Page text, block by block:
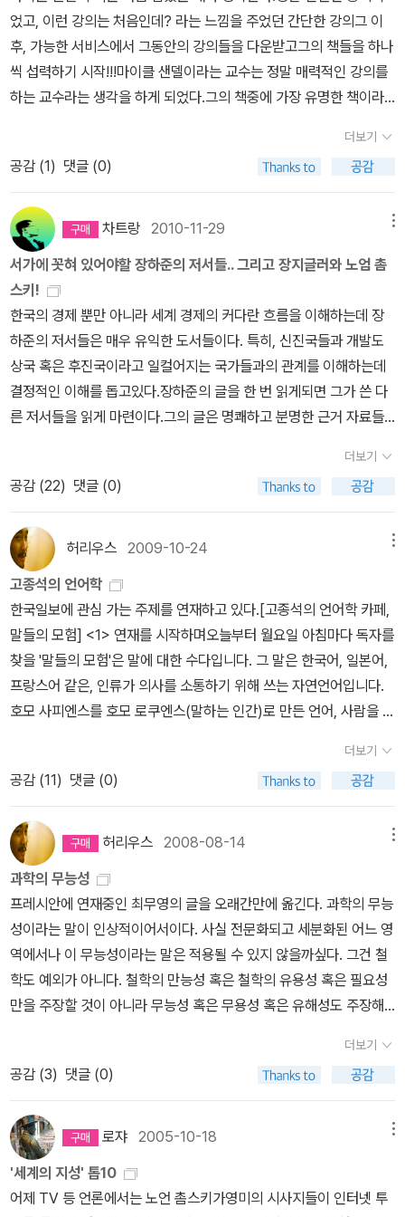
적 때문이었는지 'The FP Top 100 Global Thinkers'라는 이름으
로 발표된 2009년에는, 1위에 벤 버냉키, 2위에 버락 오바마가 올라
그래도 좀 납득할 수 있는, 다소나마 정리된 모습(?)이 나타났고(htt
ps://archive.is/20150427000730/http://foreignpolicy.co
n-8641.3-8641.18), 2010년에는 1위에 워렌 버핏과 빌 게이츠가
올랐다(그 다음이 도미니크 스트로스 칸;;과 로버트 죌릭이고, 이들에
p://foreignpolicy.com/2010/11/23/the-fp-top-100-global-t
hinkers-5/). 점차 정치적 운동에 주목하는 경향이 강해져서 2011
년에는 '아랍의 봄' 혁명이 조명되었고(https://www.scribd.com/
document/118455058/The-100-Global-Thinkers), 2012년
에는 아웅산 수치(Shame on you!)와 대통령이었던 떼인 세인(Th
ein Sein)이(https://archive.is/20130125015009/http://ww
w.foreignpolicy.com/2012globalthinkers), 2013년에는 분야를
나누었으되 에드워드 스노든이 가장 앞자리에 소개되었다(http://2
013-global-thinkers.foreignpolicy.com/). 2014년부터는 굳이
s, naturals, innovators, advocates, chroniclers, healers, arti
sts, and moguls 등 10(9)개 분야로 나누어 발표하게 된다(2015
년부터 naturals와 agitators를 stewards로 통합, https://en.wik
ipedia.org/wiki/FP_Top_100_Global_Thinkers#cite_ref-16).
다시 책 이야기로 돌아와서, 국내에서는 촘스키의 정치 평론가적 면
모만 과하게 부각되고[편견일 수 있겠으나, 학부 시절에 그의 책들을
읽어본 감상으로는, 그것이 미국 학자가 미국을 열심히 비판했다는
것 이상으로 의미가 엄청나게 크거나, 획기적 내지는 남다른 비판 활
동이었는지 솔직히 의문스럽다(그래도 그래서 존재 의의를 부정할 수
없기도 하다ㅠ)], '촘스키 혁명'이라고까지 불리는 그의 언어학 분야
성과는 비전문가들에게는 거의 소개되지 않고 있었다. 조금 지난 데
이터이긴 하나, 촘스키가 근무하였던 MIT의 1992년 집계에 따르면,
촘스키는 1980년부터 1992년 사이 기간 'Arts and Humanities C
nities_Citation_Index, http://mjl.clarivate.com/cgi-bin/jrnlst/
jloptions.cgi?PC=H)를 기준으로 역대 인물 중 마르크스, 레닌, 셰
익스피어, 아리스토텔레스, 성경, 플라톤, 프로이트에 이어 8번째로
많이 인용된 인물이다(그 뒤를 헤겔과 키케로가 따르고 있다... 아무
리 그래도 촘스키가 그 정도로까지;; 이것도 뜬금포 같은데;;). MIT T
ech Talk, Vol. 36, No. 27 (1992) http://news.mit.edu/1992/
citation-0415 (어쨌건 촘스키가 워낙에 수퍼스타이다 보니 이런
글들이 쏟아지는 것이겠지만, 촘스키의 언어학과 정치적 입장의 연관
=2177, http://www.salongen.no/?p=2180) 다만, 『변형생성
문법의 이론』(이승환, 이혜숙 공역, 범한서적, 1966)으로 번역된 적
이 있으나 절판되었던 그의 첫 저서, 『Syntactic Structures』(195
7)가 최근 다시 번역되기도 하였고(옛 번역이 낫다고 한다ㅠ), 각 분
야의 다른 대표적인 학자들과 비교할 때 그래도 본업도 꾸준히 소개
되는 편의, 이만하면 복 받은 축에 속하는 학자인 것도 같다. 『생성문
법론』(이승환, 임영재 공역, 범한서적, 1975)으로 번역되었다가 역
나 예비대학생이 읽기에 적당한 입문서로 보인다. 촘스키 책을 언
급하는 김에 잔소리를 붙이자면, 국내 출간된 촘스키의 거의 모든 책
이 제목에 '촘스키'를 달고 있고, 표지에도 더 크게 박혀 있다. 제목이
그냥 다 '촘스키'라고 해도 무방할 정도다. 이 정도면 <촘스키, 세상의
러나지 않으면 그냥 '촘스키에게 물어봐'식밖에 되지 않는다. '닥치고
촘스키' 독자가 얼마나 되는지는 모르겠지만, 나 같은 독자는 내용을
가늠하기 어려워 좀 불만스럽다. 끝으로, 피터 싱어. <이렇게 살아
가도 괜찮은가>(시대의창, 2014)가 재번역돼 나왔다. 마치 <실천윤
온 것처럼. 원저는 1993년에 나왔으니 이 또한 20년 된 책이다. 어떤
책인가. 전 세계에 동물 해방 운동의 불꽃을 지핀 피터 싱어의 책 <이
렇게 살아가도 괜찮은가>가 출간되었다. 이 책에서 피터 싱어는 철학
적인 삶의 실천 영역으로 끌어당긴다. 최근 우리 사회의 갈등이 심화
아 표현하고 있다. 이들이 이렇게 하는 이유는 무엇일까? 그리고 우
리 사회가 안녕하지 못한 이유는 무엇일까? 피터 싱어는 서두에서 우
각하는 좋은 삶이란 무엇일까?”, “내가 진정으로 바라는 삶은 어떤 삶
일까?” 이것이 바로 궁극적 질문이다. 스스로에게 이 질문을 할 때 비
로소 우리는 각자 진정한 삶의 가능성을 마주하게 된다. 이 책은 이 질
문에 대한 해답을 찾아가는 과정이자, 우리 사회가 그리고 우리 개개
인이 자주 잊고 지내는 ‘인간에 대한 예의’와 ‘윤리적 삶의 가능성’을
돌아보게 하는 화두이며, 그리고 더 나아가 ‘좋은 삶’이 현실에서 가능
함을 보여주는 상식적인 증명이다.곧 '이렇게 살아가도 괜찮은가'를
'안녕들 하십니까?'란 질문과 겹쳐서 읽어도 좋겠다는 것. 주로 개인
면 이런 제목의 책도 쓰게 되지 않을까. '정부가 이렇게 막 나가도 괜
찮은가'. 또다른 갑오년도 근심과 함께 시작하게 돼 유감스럽다... 14.
01. 11. P.S. 촘스키 얘기가 나온 김에 절판된 책에 대한 아쉬움도
적는다. <언어지식>(아르케, 2000) 얘기인데, <언어에 대한 지식>
(민음사, 1983)의 개정판이었다. 나는 후자를 갖고 있어서 구해놓지
않았는데, 어느새 절판된 지 오래됐다. '언어학자' 촘스키의 기본 생각
을 알려주는 책(초기 저작인 <데카르트 언어학>이란 책도 같은 부류
인데, 아직 번역되지 않았다). 전문서를 제외한다면, 현재로선 <촘스
키, 사상의 향연>(시대의창, 2007) 같은 앤솔로지에 의지하는 수밖
에 없다...
을 수 있다. 바꿔말하자면 우리로서는 그것이 깊은 사유의 산물인지,
우연의 산물인지 판단하기가 쉽지 않다는 이야기이다. 하지만 긴 글
은 문학적 수식을 배제하고 살펴본다면 정말로 뛰어나게 쓰지 않는
한 자신의 결점이 그대로 폭로된다. 그 중에서도 1000페이지에 달하
페이지에 달하는 책들을 소개해보려고 한다. 엄밀하게 1000페이지
를 기준으로 삼고 싶지만, 그렇게 되면 만족할 만큼 소개하기 힘들기
에 단행본 기준으로 주석을 포함해서 900페이지를 기준으로 삼으려
고 한다. 그리고 이전에 몇 번이고 이야기한 적이 있는 책은 제외하는
방향으로 가려고 한다. 생각의 역사1, 1239쪽.수작이라고 하지 않
을 수 없다. 읽다보면 저자의 지식의 폭에 진정으로 놀라게 되는 도서
이다. 생각해보면 머리로 떠올려보는 역사는 지금껏 어느 나라, 어느
곳의 역사였었다. 그 역사또한 초기의 혼합된 형태에서 갈수록 세분
화되어가는 방향으로 발전해왔다. 하지만 한 지역에서 그들 나름의
역사를 발전시켰을때, 다른 지역 또한 자신들의 문화를 발전시켜왔었
다. 어느 한 곳만 아는 것은 불완전하다. 이 책은 그런 불완전성을 최
대한으로 완전성으로 끌어올리려는 노력의 결과물이고, 그동안 세분
까지' 로 설정되어있는데, 그렇다고해서 단순한 인명이나 물질적 지
의 한 부분이며, 그 부분안에 있는 모든 사상과 역사를 다루고 있
다. 생각의 역사2, 1328쪽. 왜 위의 책과 같은 책인데 이렇게 다르게
소개하고 있는가? 그것은 이 책은 위의 책과 조금 다르기 때문이다.
이 책에서 저자는 묻는다. 왜 기존의 예술이 '과학에 대항해야 된다'
고 주장하면서 발달해왔는가? 그리고는 답을 내리는데 그것은 과학
이 무시하지 못할 정도로 성장했기 때문이다. 이 20세기 지성사, 에
서는 과학의 비중이 서술에서 종종 드러나는 편이다. 물론 그렇다고
해서 역사나 인문의 비중이 줄어들었다는 이야기는 아니다. 시간의
순서에 따라서 세계 각지의 모든 부분에서 발전되어온 지식들의 변천
사를 잘 그려내고 있다. 하지만 약간 아쉬운 점이 있다면, 아무래도 전
이 든다. 특수상대성 이론에 대해서 설명하는 부분에 있어서는 그 핵
심은 정확히 이야기하고 있으나, 대부분 이해를 위해서 비유에 의존
하고 있다. 그러나 그럼에도 그 짜임새는 이 책은 1권 이상의 수작의
반열에 올려준다. 지식의 역사, 924쪽. 사실 이 책은 위의 책들과 비
슷한 내용을 다루고 있지만 위의 책들에 비하자면 많이 모자란 편이
다. 위의 두 책을 가지고 있다면 굳이 이 책을 구비할 필요는 없을 것
같으나, 만약에 위의 두 책이 부담스럽다면 이 책을 구입해서 읽는 것
이 좋을 것이다. 이 책은 위의 두 책에 비하여 훨씬 접하기가 쉽고 읽
보면 알 수 있듯이 서양 중심의 역사를 기록하고 있으며, 뒤의 미래에
대하여 저자가 나름대로 예측한 부분은 맞지 않는 이야기가 종종 보
인다. 저자 스스로가 밝힌 것 처럼 예측이 '판타지에 기반' 한 것이라
고 할 지라도 개정판을 내면서 조금씩 추가하고 수정해났다면 훨씬
좋은 책이 될 수 있었을 것이다. 그러나 저런 단점을 제외한다면 읽기
에 부담스럽지 않고 (판형이 조금 작은 편이다.) 지식의 나열과는 달
리 저자의 생각과 통찰을 의문형으로 제시하고 있다는 것에서 높은
었고, 이런 강의는 처음인데? 라는 느낌을 주었던 간단한 강의그 이
후, 가능한 서비스에서 그동안의 강의들을 다운받고그의 책들을 하나
씩 섭력하기 시작!!!마이클 샌델이라는 교수는 정말 매력적인 강의를
하는 교수라는 생각을 하게 되었다.그의 책중에 가장 유명한 책이라
정의에 대해 딱히 깊이있게 생각해본적이 없는 나로서는 나름의 의문
과 시사점을 던져준 책이었다.1. 정의정의에 대해서 생각해 보게하는
책이 책을 통해서 우리는 스스로에게 그리고 타인에게계속되는 질문
을 던지게 된다.개인적으로 정의란 무엇인가와 함께 읽었으면 하는
책들을 살펴보면,2. 도덕샌델의 정의란 무엇인가를 이은 두번째 화제
작!!이라는 타이틀을 들고 나온 책사실 개인적인 생각으로는 정의란
무엇인가만큼 돌풍을 일으킬지에 대해서 살짝의심이 가긴 하지만 -
그래도 나름 좋은 책. :)도덕에 대해서는 우리가 항상 고민하고 직면
하는 과제인데,이 부분에 대해서는 우리 스스로도 많은 성찰을 해야
하지 않은가...하는 생각을 하게 된다.3. 윤리이 책은 사실 정의란 무
엇인가를 통해 접한 샌델의 이론들을 좀 더 읽어보고 싶 어서 구매한
책인데, 괜찮았던 책으로 기억된다.윤리에 대한 개념은 매우 모호하
며, 그 개념을 잘 인식하기란 쉽지 않다.그런 가운데 우리에게 윤리를
말해주는 샌델의 책은 정말 읽을만한 책이 아닌가 생각한다.도덕, 정
꼭 필요한 것들인데, 그 부분에 대해서 날카롭고 예리한 지적과 강의
를 해주는 샌델의 책들!!정말 꼭 접해봐야 하지 않을까 하는 생각을 해
본다.
더보기
공감 (1) 댓글 (0)
차트랑 2010-11-29
서가에 꼿혀 있어야할 장하준의 저서들.. 그리고 장지글러와 노엄 촘
스키!
한국의 경제 뿐만 아니라 세계 경제의 커다란 흐름을 이해하는데 장
하준의 저서들은 매우 유익한 도서들이다. 특히, 신진국들과 개발도
상국 혹은 후진국이라고 일컬어지는 국가들과의 관계를 이해하는데
결정적인 이해를 돕고있다.장하준의 글을 한 번 읽게되면 그가 쓴 다
른 저서들을 읽게 마련이다.그의 글은 명쾌하고 분명한 근거 자료들
언제나 성공하고 있다. 게다가 전체적인 세계 경제의 흐름을한눈에
파악하도록 해준다. 한국 경제의 위치와 상황 그리고 세계 경제를 움
직이는 원동력, 그 허와 실을 파악하려는 분들에게 촘스키나 장 지글
러의 저서들을 뛰어 넘는 분석력을 제공해주고 있다.'나쁜 사마리아
인들'가장 많은 독자를 가지고 있는 이 책은 국방부의 금서목록에 블
랙리스트로 올라있는 책이다. 최근 G20 정상회의가 코엑스에서 열
렸다. G20 정상회의의 목적은 하나다. 세계의 부국들이(한국은 부국
측에 끼는 것은 아니다) 돈이라는 힘을 바탕으로부유하지 않는 나라
들과의 금융과 무역을 통제해보겠다는 의도를 가진 일종의 모의이다.
이 책을 읽어보면 G20의 생각을 분명하게 읽을 수 있으며 그들이 그
토록 원하고 있는자유무역이 뜻하는 바의 진정한 의미를 알 수 있을
것이다.1961년 한국의 1인당 소득은 82달러, 당시 가나의 1인당 소
득은 179달러였다.다시말해서지난 60년대 당시 가나는 한국보다 두
그리고 질병에 고통받고 있는가 하는 것이다.미국이 한국을 밑빠진
독이라 부르던 악조건에서, 한국은 스스로의 힘을 꾸준히 길러온 데
반해, 가나는정체를 지속해왔다. 어쩌면 더 나빠졌는지도 모른다. 그
답이 이 안에 있다.한국은전쟁을 거치며 제조시설의절반,철도의 7
5%이상 파괴된 상태였다. 그런 한국과 가나의 현대 경제적 상황은거
꾸로된 상태이다. 쉽게 이해할 수 없는 이 대목은신자유주의를 이해
하고 파악한다면정답은얻는 일은 힘들일 필요가 없다. 이 책은 그렇
게 신자유주의의 실체를 보여주고 있다.사다리 걷어차기장하준의 '사
한 해답을 제시하고 있다. 현재의 세계 경제 시스템이라면 앞으로도
계속하여 그들은 굶주림을 면하지 못할 것이다.아니,더욱 주린배를욺
켜쥐며 죽어가는 사람들의 숫자가 늘어갈 것이다.부국들은 이미 정상
에 올라서있고 그들이 타고 올랐던 사다리를 걷어차버렸기 때문이다.
뒤따라 올라올 수도 있었던 힘없는 국가들을 사다리에서 떨어트려 죽
게 만든 것이다.'나쁜 사마리아인들'에서 피력하고 있는 장하준의 글
들을 훨씬 더 뒷바침하고있는 이 책은 사다리를 절 반 이상 올라와 있
더보기
공감 (22) 댓글 (0)
허리우스 2009-10-24
고종석의 언어학
한국일보에 관심 가는 주제를 연재하고 있다.[고종석의 언어학 카페,
말들의 모험] <1> 연재를 시작하며오늘부터 월요일 아침마다 독자를
찾을 '말들의 모험'은 말에 대한 수다입니다. 그 말은 한국어, 일본어,
프랑스어 같은, 인류가 의사를 소통하기 위해 쓰는 자연언어입니다.
호모 사피엔스를 호모 로쿠엔스(말하는 인간)로 만든 언어, 사람을 다
지향해 특정한 개인이 만든 인공어나, 컴퓨터 언어처럼 의미를 정확
히 연산하기 위해 수학자나 철학자들이 고안해낸 논리언어, 개미들의
화학적 언어나 벌들의 비행(飛行)언어처럼 인류 이외의 동물들이 의
사를 주고받기 위해 쓰리라 짐작되는 유사언어는 우리 눈길을 받기
어려울 겁니다. 부제에 '언어학'이라는 말이 들어있으니, 일종의 언어
학 에세이가 되겠지요.그렇지만 신문 지면에서 어떤 학문적 담론을
펼치는 것은 부적절한 일일 겁니다. 곧은 자세로 앉아 낱말 하나하나
의 뜻을 헤아리며 신문을 읽는 사람은 없을 테니까요. '말들의 모험'이
언어학 에세이라 하더라도, 이 에세이는 언어'학'의 변죽만 울리게 될
겁니다. 미리부터, 굳이 '공부하는 마음가짐'을 지닐 필요는 없다는 뜻
입니다. 그렇다 하더라도 '말들의 모험'이 지적 담론이 되는 것은 피할
수 없을 것 같습니다. 전문 담론에 발을 들여놓는 일은 드물겠지만, 교
양 담론을 슬며시 넘어서는 일은 잦을 겁니다'말들의 모험'은 되도록
솜씨 좋게 피할 수 있을지는 모르겠습니다. 변죽만 울린다 하더라도,
'말들의 모험'은 언어학 담론에 바짝 붙어 있게 될 테니까요.사람들이
언어에 지적 관심을 기울인 역사는 수천 년에 이르지만, 언어학이 분
과학문으로 자립하기 시작한 것은 19세기 들어서입니다. 그리고 이
더보기
공감 (11) 댓글 (0)
허리우스 2008-08-14
과학의 무능성
프레시안에 연재중인 최무영의 글을 오래간만에 옮긴다. 과학의 무능
성이라는 말이 인상적이어서이다. 사실 전문화되고 세분화된 어느 영
역에서나 이 무능성이라는 말은 적용될 수 있지 않을까싶다. 그건 철
학도 예외가 아니다. 철학의 만능성 혹은 철학의 유용성 혹은 필요성
만을 주장할 것이 아니라 무능성 혹은 무용성 혹은 유해성도 주장해
질문명을 낳았습니다. 과학은 기술과 영향을 주고받았고 현대기술을
낳았지만, 본질적으로는 정신문화라고 강조했지요. 대체로 우리는 정
신문화를 과학보다는 문학, 예술, 철학, 종교 같은 것들로 생각합니다.
과학은 기술과 함께 묶어서 물질문명이라고 생각하는 경향이 있지요.
여러분은 그동안 많이 공부했으니 이제는 그렇게 생각하지 않으리라
믿습니다.정신문화의 범주에는 과학과 함께 흔히 생각하는 문화, 예
술, 철학, 종교 등이 있는데, 일반적으로 문학과 예술은 별로 그렇지
더보기
공감 (3) 댓글 (0)
로쟈 2005-10-18
'세계의 지성' 톱10
어제 TV 등 언론에서는 노언 촘스키가영미의 시사지들이 인터넷 투